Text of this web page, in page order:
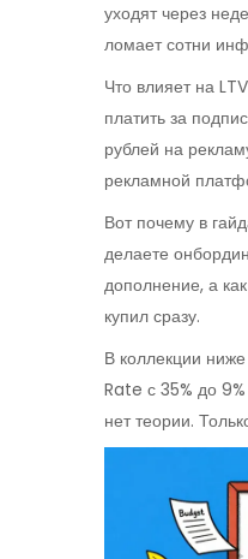
уходят через
ломает сотни
Что влияет на
платить за
рублей на
рекламной
Вот почему в
делаете
дополнение, а
купил сразу.
В коллекции
Rate с 35% до
нет теории.